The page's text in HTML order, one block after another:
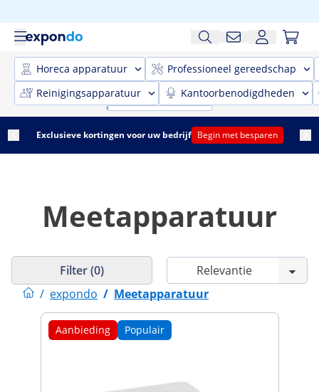
Horeca apparatuur
Professioneel gereedschap
Reinigingsapparatuur
Kantoorbenodigdheden
Exclusieve kortingen voor uw bedrijf Begin met besparen
Meetapparatuur
/ expondo / Meetapparatuur
Filter (0)
Aanbieding Populair